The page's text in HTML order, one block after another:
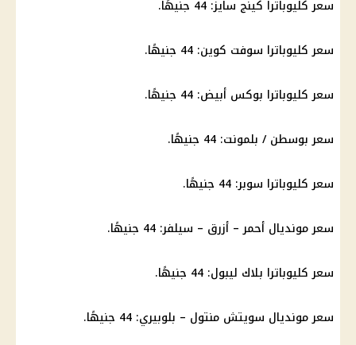
سعر كليوباترا كينج سايز: 44 جنيهًا.
سعر كليوباترا سوفت كوين: 44 جنيهًا.
سعر كليوباترا بوكس أبيض: 44 جنيهًا.
سعر بوسطن / بلمونت: 44 جنيهًا.
سعر كليوباترا سوبر: 44 جنيهًا.
سعر مونديال أحمر – أزرق – سيلفر: 44 جنيهًا.
سعر كليوباترا بلاك ليبول: 44 جنيهًا.
سعر مونديال سويتش منتول – بلوبيري: 44 جنيهًا.